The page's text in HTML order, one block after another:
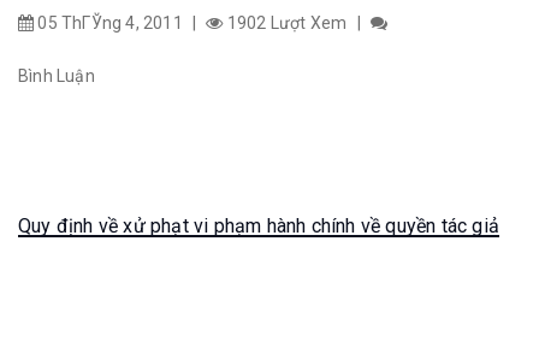
05 ThГЎng 4, 2011 1902 Lượt Xem
Bình Luận
Quy định về xử phạt vi phạm hành chính về quyền tác giả